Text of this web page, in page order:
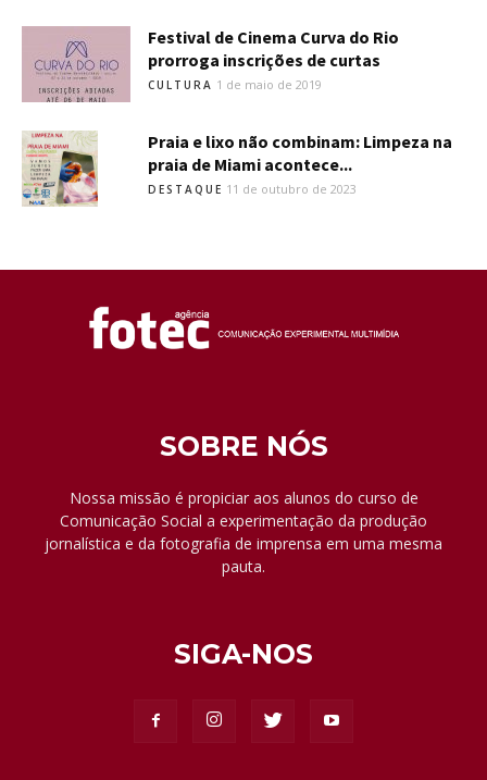
Festival de Cinema Curva do Rio
prorroga inscrições de curtas
CULTURA 1 de maio de 2019
Praia e lixo não combinam: Limpeza na
praia de Miami acontece...
DESTAQUE 11 de outubro de 2023
SOBRE NÓS
Nossa missão é propiciar aos alunos do curso de
Comunicação Social a experimentação da produção
jornalística e da fotografia de imprensa em uma mesma
pauta.
SIGA-NOS